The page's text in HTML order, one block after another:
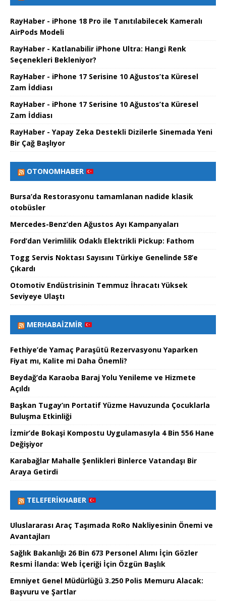
RayHaber - iPhone 18 Pro ile Tanıtılabilecek Kameralı
AirPods Modeli
RayHaber - Katlanabilir iPhone Ultra: Hangi Renk
Seçenekleri Bekleniyor?
RayHaber - iPhone 17 Serisine 10 Ağustos’ta Küresel
Zam İddiası
RayHaber - iPhone 17 Serisine 10 Ağustos’ta Küresel
Zam İddiası
RayHaber - Yapay Zeka Destekli Dizilerle Sinemada Yeni
Bir Çağ Başlıyor
OTONOMHABER
Bursa’da Restorasyonu tamamlanan nadide klasik
otobüsler
Mercedes-Benz’den Ağustos Ayı Kampanyaları
Ford’dan Verimlilik Odaklı Elektrikli Pickup: Fathom
Togg Servis Noktası Sayısını Türkiye Genelinde 58’e
Çıkardı
Otomotiv Endüstrisinin Temmuz İhracatı Yüksek
Seviyeye Ulaştı
MERHABAİZMIR
Fethiye’de Yamaç Paraşütü Rezervasyonu Yaparken
Fiyat mı, Kalite mi Daha Önemli?
Beydağ’da Karaoba Baraj Yolu Yenileme ve Hizmete
Açıldı
Başkan Tugay’ın Portatif Yüzme Havuzunda Çocuklarla
Buluşma Etkinliği
İzmir’de Bokaşi Kompostu Uygulamasıyla 4 Bin 556 Hane
Değişiyor
Karabağlar Mahalle Şenlikleri Binlerce Vatandaşı Bir
Araya Getirdi
TELEFERIKHABER
Uluslararası Araç Taşımada RoRo Nakliyesinin Önemi ve
Avantajları
Sağlık Bakanlığı 26 Bin 673 Personel Alımı İçin Gözler
Resmi İlanda: Web İçeriği İçin Özgün Başlık
Emniyet Genel Müdürlüğü 3.250 Polis Memuru Alacak:
Başvuru ve Şartlar